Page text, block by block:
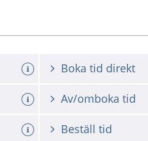
Boka tid direkt
Av/omboka tid
Beställ tid